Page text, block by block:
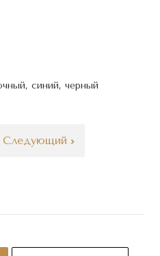
синий, черный
Следующий